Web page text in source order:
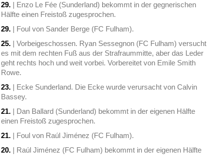
29. | Enzo Le Fée (Sunderland) bekommt in der gegnerischen
Hälfte einen Freistoß zugesprochen.
29. | Foul von Sander Berge (FC Fulham).
25. | Vorbeigeschossen. Ryan Sessegnon (FC Fulham) versucht
es mit dem rechten Fuß aus der Strafraummitte, aber das Leder
geht rechts hoch und weit vorbei. Vorbereitet von Emile Smith
Rowe.
23. | Ecke Sunderland. Die Ecke wurde verursacht von Calvin
Bassey.
21. | Dan Ballard (Sunderland) bekommt in der eigenen Hälfte
einen Freistoß zugesprochen.
21. | Foul von Raúl Jiménez (FC Fulham).
20. | Raúl Jiménez (FC Fulham) bekommt in der eigenen Hälfte